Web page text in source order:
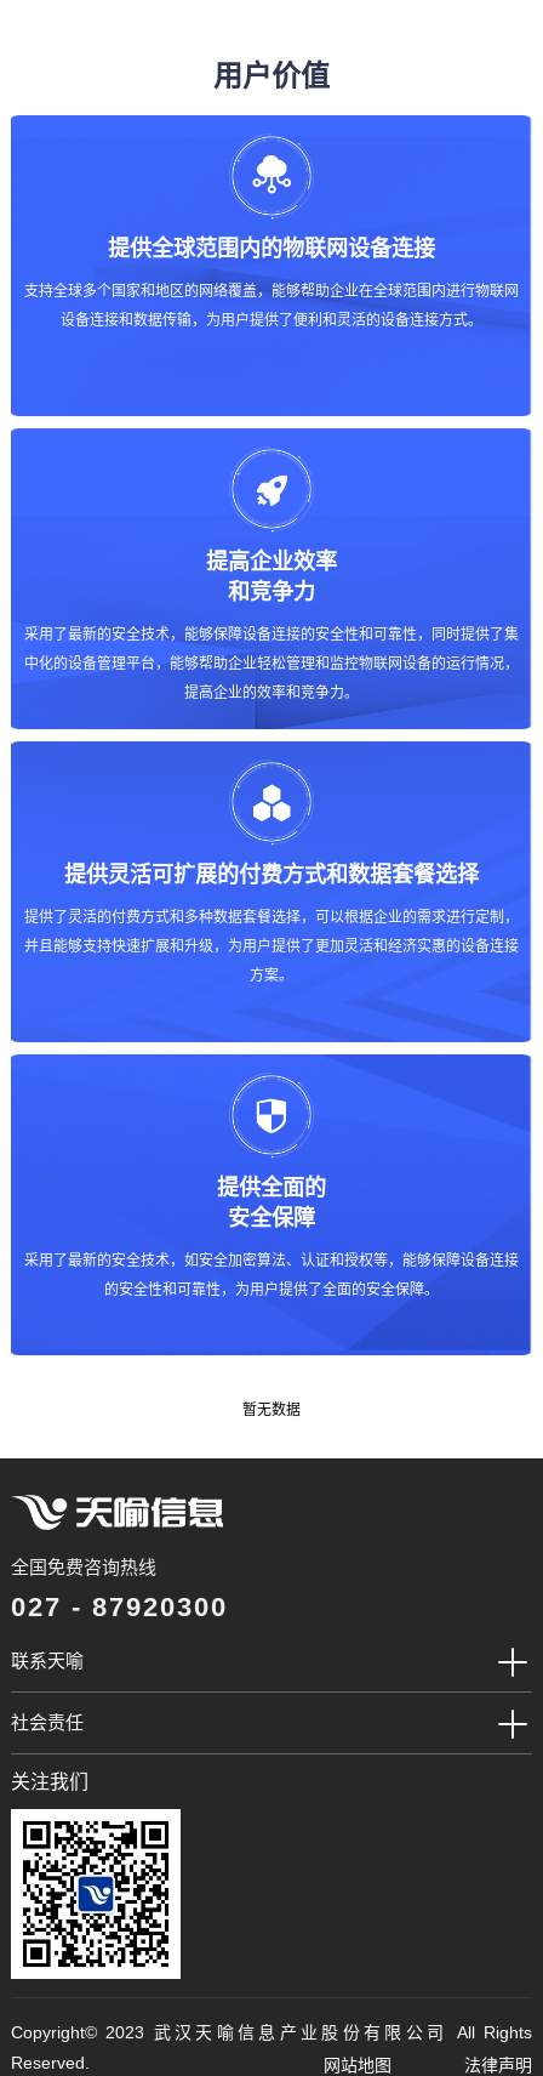
用户价值
提供全球范围内的物联网设备连接
支持全球多个国家和地区的网络覆盖，能够帮助企业在全球范围内进行物联网
设备连接和数据传输，为用户提供了便利和灵活的设备连接方式。
提高企业效率
和竞争力
采用了最新的安全技术，能够保障设备连接的安全性和可靠性，同时提供了集
中化的设备管理平台，能够帮助企业轻松管理和监控物联网设备的运行情况，
提高企业的效率和竞争力。
提供灵活可扩展的付费方式和数据套餐选择
提供了灵活的付费方式和多种数据套餐选择，可以根据企业的需求进行定制，
并且能够支持快速扩展和升级，为用户提供了更加灵活和经济实惠的设备连接
方案。
提供全面的
安全保障
采用了最新的安全技术，如安全加密算法、认证和授权等，能够保障设备连接
的安全性和可靠性，为用户提供了全面的安全保障。
暂无数据
全国免费咨询热线
027 - 87920300
联系天喻
社会责任
关注我们
Copyright©️ 2023 武汉天喻信息产业股份有限公司 All Rights
Reserved.
法律声明
网站地图